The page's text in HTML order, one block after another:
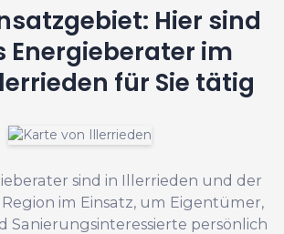
Hier sind
Energieberater im
für Sie tätig
sind in Illerrieden und der
im Einsatz, um Eigentümer,
Sanierungsinteressierte persönlich